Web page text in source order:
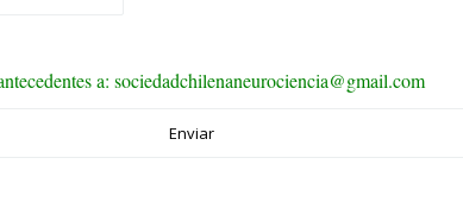
a: sociedadchilenaneurociencia@gmail.com